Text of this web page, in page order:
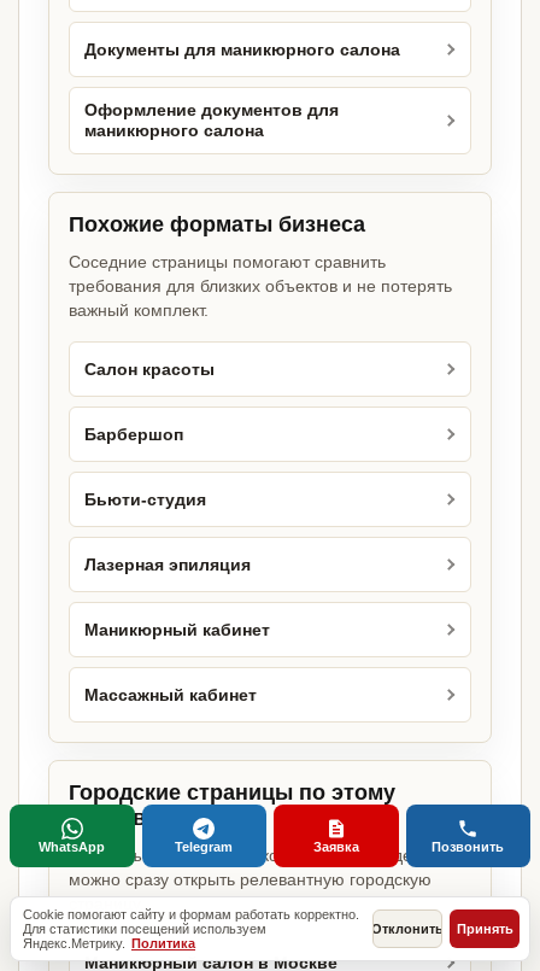
Документы для маникюрного салона
Оформление документов для
маникюрного салона
Похожие форматы бизнеса
Соседние страницы помогают сравнить
требования для близких объектов и не потерять
важный комплект.
Салон красоты
Барбершоп
Бьюти-студия
Лазерная эпиляция
Маникюрный кабинет
Массажный кабинет
Городские страницы по этому
направлению
Если объект работает в конкретном городе,
можно сразу открыть релевантную городскую
страницу.
Маникюрный салон в Москве
Cookie помогают сайту и формам работать корректно.
Для статистики посещений используем
Яндекс.Метрику. Политика
Отклонить Принять
WhatsApp Telegram Заявка Позвонить